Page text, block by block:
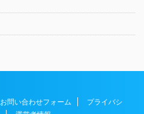
お問い合わせフォーム
プライバシ